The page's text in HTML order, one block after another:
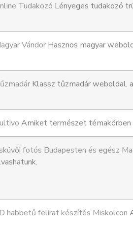
Tudakozó Lényeges tudakozó
Vándor Hasznos magyar
Klassz tűzmadár weboldal,
Amiket természet témakörben
fotós Budapesten és egész
habbetű felirat készítés Miskolcon